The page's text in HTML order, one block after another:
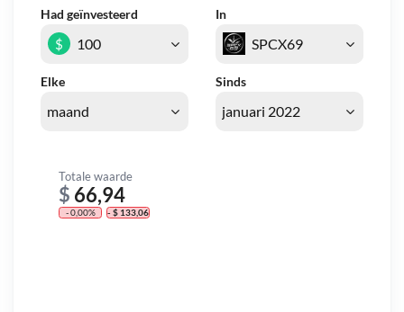
Had geïnvesteerd In
Elke Sinds
$
Totale waarde
$ 66,94
- 0,00% - $ 133,06